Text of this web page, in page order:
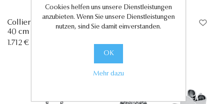
Collier 14 kt WG, mit ZÖ
40 cm
1.712 €
Ring 14 kt GG
Cookies helfen uns unsere Dienstleistungen
anzubieten. Wenn Sie unsere Dienstleistungen
nutzen, sind Sie damit einverstanden.
OK
Mehr dazu